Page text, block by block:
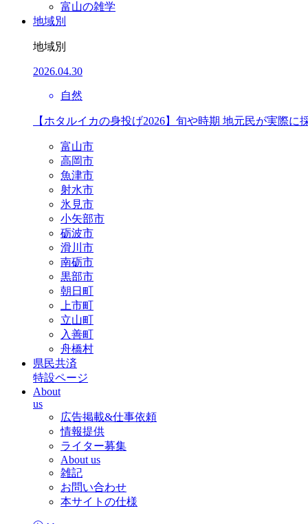
富山の雑学
地域別
地域別
2026.04.30
自然
【ホタルイカの身投げ2026】旬や時期 地元民が実際に
富山市
高岡市
魚津市
射水市
氷見市
小矢部市
砺波市
滑川市
南砺市
黒部市
朝日町
上市町
立山町
入善町
舟橋村
県民共済
特設ページ
About
us
広告掲載&仕事依頼
情報提供
ライター募集
About us
雑記
お問い合わせ
本サイトの仕様